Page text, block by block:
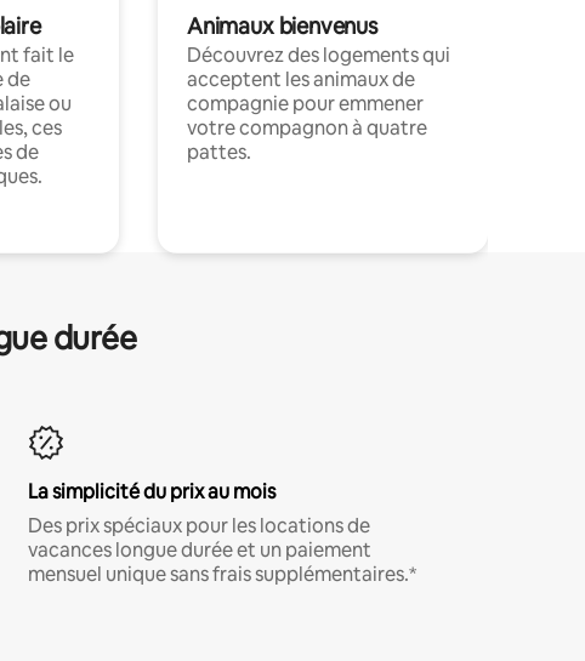
fait le
de
ou
ces
de
Animaux bienvenus
Découvrez des logements qui
acceptent les animaux de
compagnie pour emmener
votre compagnon à quatre
pattes.
durée
La simplicité du prix au mois
Des prix spéciaux pour les locations de
vacances longue durée et un paiement
mensuel unique sans frais supplémentaires.*